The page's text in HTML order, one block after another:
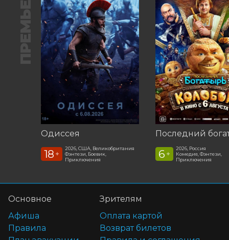
ПРЕМЬЕРА
Одиссея
18 +
2026, США, Великобритания
Фэнтези, Боевик,
Приключения
6 +
2026, Россия
Комедия, Фэнтези,
Приключения
Основное
Афиша
Правила
Зрителям
Оплата картой
Возврат билетов